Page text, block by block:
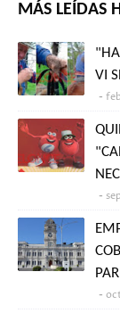
MÁS LEÍDAS
VI